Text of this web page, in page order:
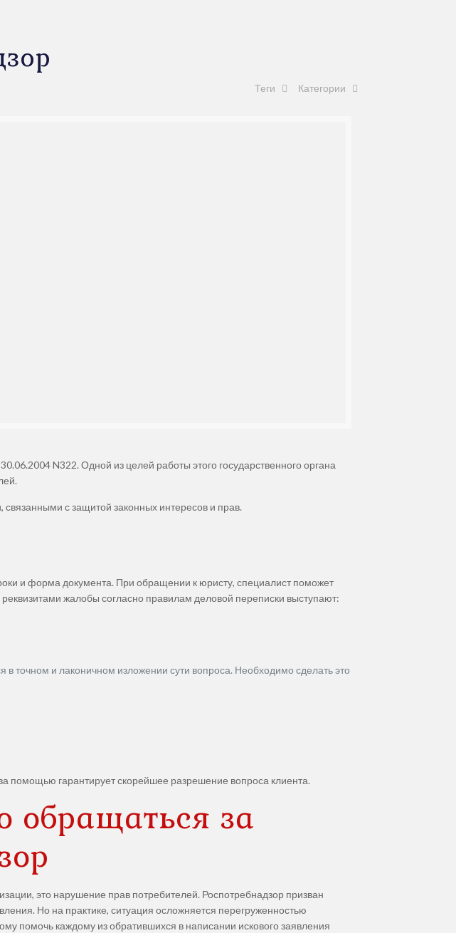
Категории
Теги
N322. Одной из целей работы этого государственного органа
с защитой законных интересов и прав.
и форма документа. При обращении к юристу, специалист поможет
жалобы согласно правилам деловой переписки выступают:
точном и лаконичном изложении сути вопроса. Необходимо сделать это
гарантирует скорейшее разрешение вопроса клиента.
обращаться за
это нарушение прав потребителей. Роспотребнадзор призван
Но на практике, ситуация осложняется перегруженностью
помочь каждому из обратившихся в написании искового заявления